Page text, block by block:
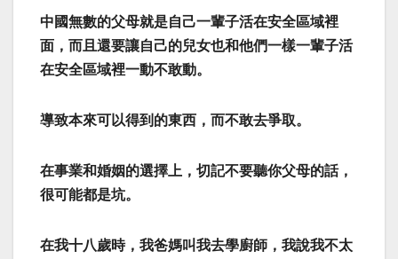
中國無數的父母就是自己一輩子活在安全區域裡
面，而且還要讓自己的兒女也和他們一樣一輩子活
在安全區域裡一動不敢動。
導致本來可以得到的東西，而不敢去爭取。
在事業和婚姻的選擇上，切記不要聽你父母的話，
很可能都是坑。
在我十八歲時，我爸媽叫我去學廚師，我說我不太